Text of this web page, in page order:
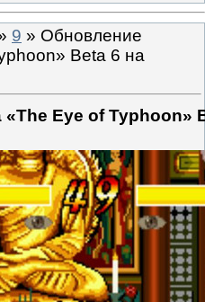
9 » Обновление
Beta 6 на
Eye of Typhoon»